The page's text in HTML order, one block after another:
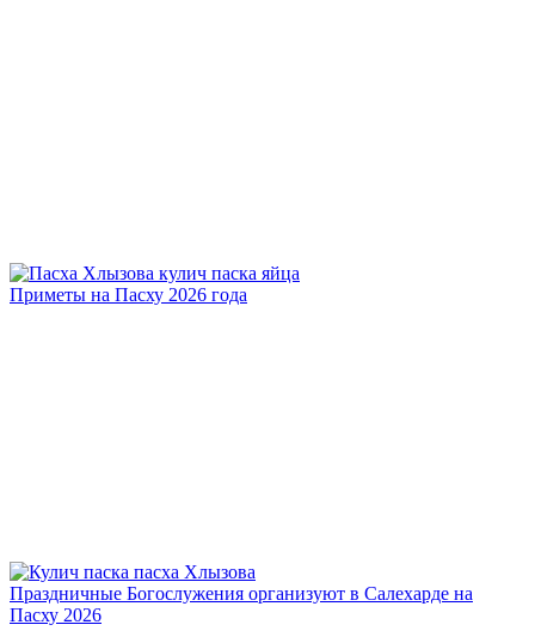
Приметы на Пасху 2026 года
Праздничные Богослужения организуют в Салехарде на
Пасху 2026